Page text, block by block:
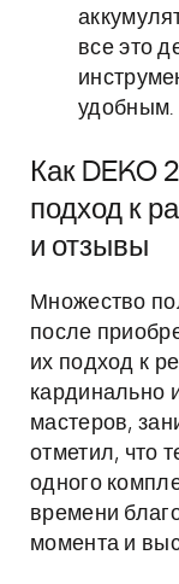
все это
удобным.
Как DEKO
подход к
и отзывы
Множество
после
их подход к
кардинально
мастеров,
отметил, что
одного
времени
момента и